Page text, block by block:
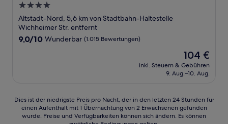
4.0-
Sterne-
Unterkunft
Altstadt-Nord, 5,6 km von Stadtbahn-Haltestelle
Wichheimer Str. entfernt
9.0
9,0/10 Wunderbar (1.015 Bewertungen)
Der
Preis
beträgt
104 €
inkl. Steuern & Gebühren
9. Aug.–10. Aug.
Dies
der
Dies ist der niedrigste Preis pro Nacht, der in den letzten 24 Stunden für
einen Aufenthalt mit 1 Übernachtung von 2 Erwachsenen gefunden
wurde. Preise und Verfügbarkeiten können sich ändern. Es können